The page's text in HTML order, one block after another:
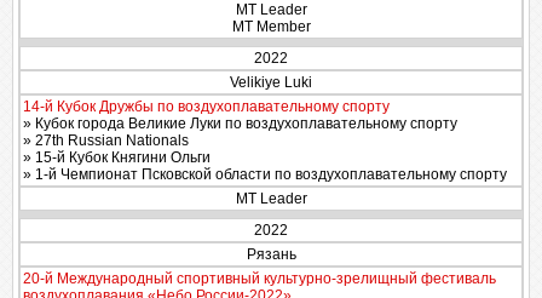
MT Leader
MT Member
2022
Velikiye Luki
14-й Кубок Дружбы по воздухоплавательному спорту
» Кубок города Великие Луки по воздухоплавательному спорту
» 27th Russian Nationals
» 15-й Кубок Княгини Ольги
» 1-й Чемпионат Псковской области по воздухоплавательному спорту
MT Leader
2022
Рязань
20-й Международный спортивный культурно-зрелищный фестиваль